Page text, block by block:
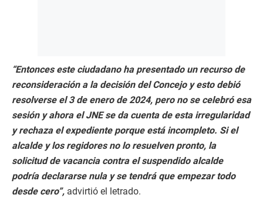
“Entonces este ciudadano ha presentado un recurso de
reconsideración a la decisión del Concejo y esto debió
resolverse el 3 de enero de 2024, pero no se celebró esa
sesión y ahora el JNE se da cuenta de esta irregularidad
y rechaza el expediente porque está incompleto. Si el
alcalde y los regidores no lo resuelven pronto, la
solicitud de vacancia contra el suspendido alcalde
podría declararse nula y se tendrá que empezar todo
desde cero”, advirtió el letrado.